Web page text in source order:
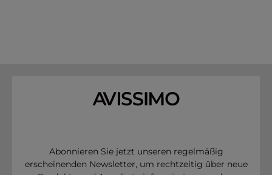
Abonnieren Sie jetzt unseren regelmäßig
erscheinenden Newsletter, um rechtzeitig über neue